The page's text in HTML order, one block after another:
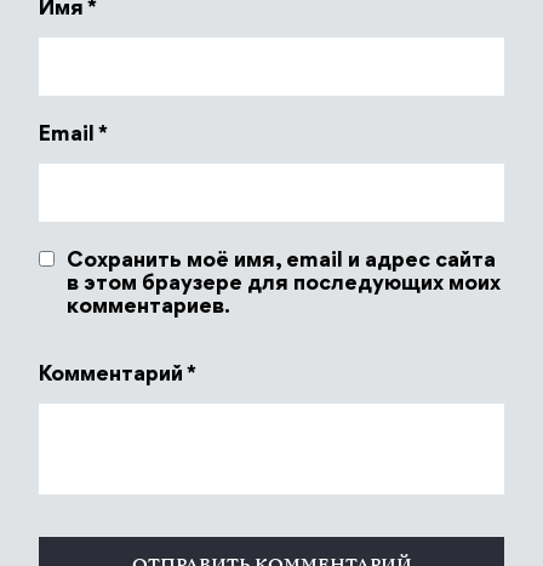
Имя *
Email *
Сохранить моё имя, email и адрес сайта
в этом браузере для последующих моих
комментариев.
Комментарий *